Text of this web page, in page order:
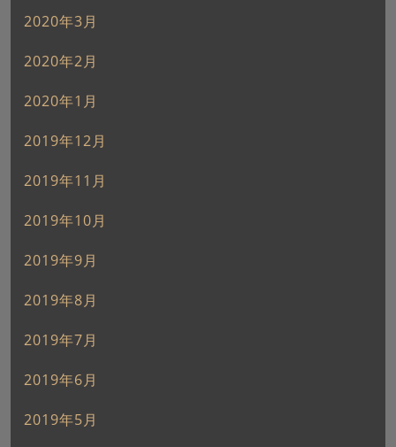
2020年3月
2020年2月
2020年1月
2019年12月
2019年11月
2019年10月
2019年9月
2019年8月
2019年7月
2019年6月
2019年5月